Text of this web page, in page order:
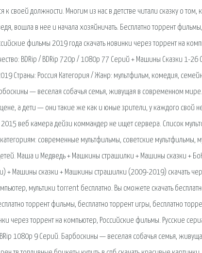
своей должности. Многим из нас в детстве читали сказку о том,
вошла в нее и начала хозяйничать. Бесплатно торрент
фильмы 2019 года скачать новинки через торрент на
BDRip / BDRip 720p / 1080p 77 Серий + Машины Сказки 1-26
Страны: Россия Категория / Жанр: мультфильм, комедия,
— веселая собачья семья, живущая в современном
а дети — они такие же как и юные зрители, у каждого свой
веб камера дейзи коммандер не ищет сервера. Список
современные мультфильмы, советские мультфильмы,
Маша и Медведь + Машкины страшилки + Машины сказки +
+ Машины сказки + Машкины страшилки (2009-2019) скачать
мультики torrent бесплатно. Вы сможете скачать
торрент фильмы, бесплатно торрент игры, бесплатно
через торрент на компьютер, Российские фильмы. Русские
1080p 9 Серий. Барбоскины — веселая собачья семья,